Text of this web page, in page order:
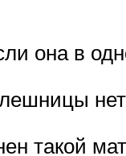
она в
такой